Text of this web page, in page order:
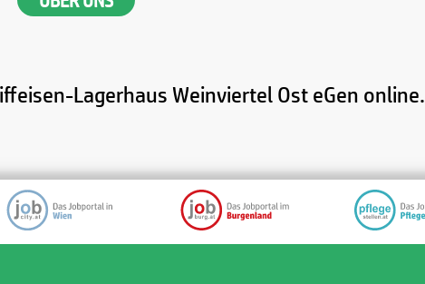
Lagerhaus Weinviertel Ost eGen online.